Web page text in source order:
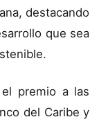
destacando
que sea
premio a las
del Caribe y